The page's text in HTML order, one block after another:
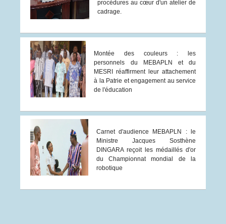
procédures au cœur d'un atelier de
cadrage.
Montée des couleurs : les
personnels du MEBAPLN et du
MESRI réaffirment leur attachement
à la Patrie et engagement au service
de l'éducation
Carnet d'audience MEBAPLN : le
Ministre Jacques Sosthène
DINGARA reçoit les médaillés d'or
du Championnat mondial de la
robotique